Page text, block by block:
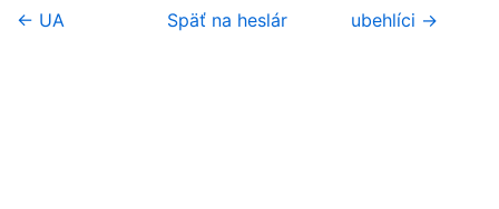
← UA Späť na heslár ubehlíci →